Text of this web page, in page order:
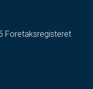
Foretaksregisteret